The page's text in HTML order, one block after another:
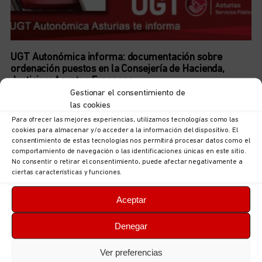
Gestionar el consentimiento de
las cookies
Para ofrecer las mejores experiencias, utilizamos tecnologías como las
cookies para almacenar y/o acceder a la información del dispositivo. El
consentimiento de estas tecnologías nos permitirá procesar datos como el
comportamiento de navegación o las identificaciones únicas en este sitio.
No consentir o retirar el consentimiento, puede afectar negativamente a
ciertas características y funciones.
Aceptar
Denegar
Ver preferencias
UGT Autonómica informa: documentación sobre
ordenación puestos en la Consejería de Hacienda,
Justicia y Asuntos Europeos
5 de agosto de 2026 No hay comentarios